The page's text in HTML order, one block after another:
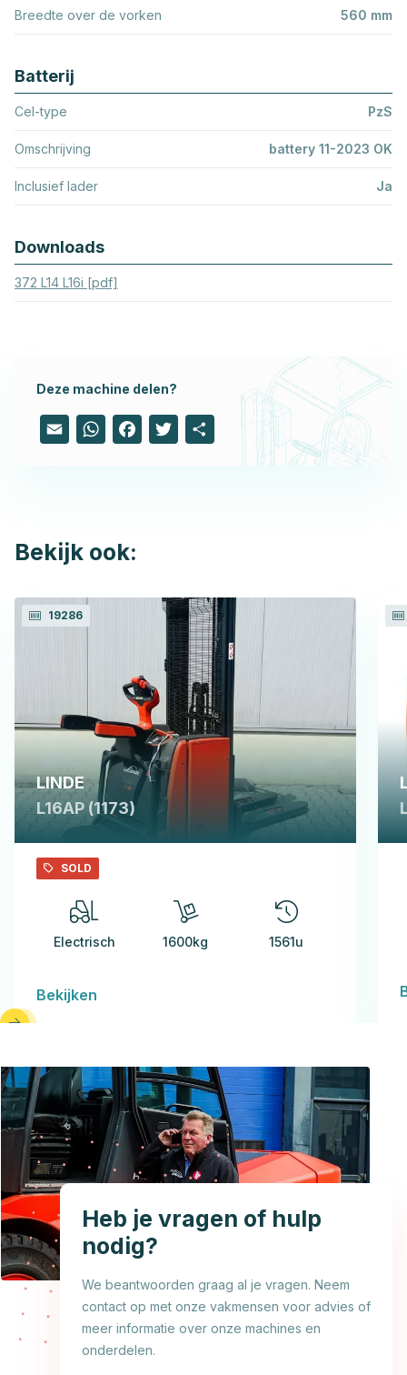
Breedte over de vorken 560 mm
Batterij
Cel-type PzS
Omschrijving battery 11-2023 OK
Inclusief lader Ja
Downloads
372 L14 L16i [pdf]
Deze machine delen?
Email WhatsAppFacebook
Twitter Share
Bekijk ook:
19286
LINDE
L16AP (1173)
SOLD
Electrisch 1600kg 1561u
Bekijken
Heb je vragen of hulp
nodig?
We beantwoorden graag al je vragen. Neem
contact op met onze vakmensen voor advies of
meer informatie over onze machines en
onderdelen.